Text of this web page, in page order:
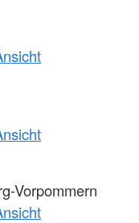
Vorpommern